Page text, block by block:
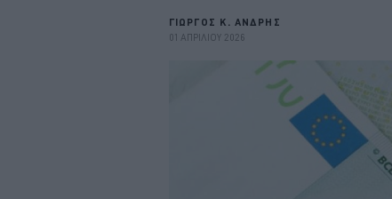
ΓΙΩΡΓΟΣ Κ. ΑΝΔΡΗΣ
01 ΑΠΡΙΛΙΟΥ 2026